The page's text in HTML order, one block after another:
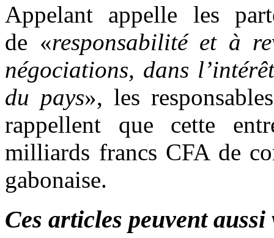
Appelant appelle les
de «responsabilité et à
négociations, dans
du pays», les
rappellent que cette
milliards francs CFA de
gabonaise.
Ces articles peuvent